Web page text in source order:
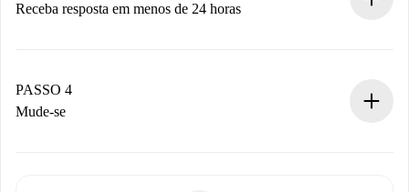
Receba resposta em menos de 24 horas
proprietário.
Se recusada: não cobraremos nada e ofereceremos
PASSO 4
Mude-se